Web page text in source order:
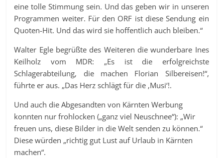
eine tolle Stimmung sein. Und das geben wir in unseren
Programmen weiter. Für den ORF ist diese Sendung ein
Quoten-Hit. Und das wird sie hoffentlich auch bleiben.“
Walter Egle begrüßte des Weiteren die wunderbare Ines
Keilholz vom MDR: „Es ist die erfolgreichste
Schlagerabteilung, die machen Florian Silbereisen!“,
führte er aus. „Das Herz schlägt für die ‚Musi‘!.
Und auch die Abgesandten von Kärnten Werbung
konnten nur frohlocken („ganz viel Neuschnee“): „Wir
freuen uns, diese Bilder in die Welt senden zu können.“
Diese würden „richtig gut Lust auf Urlaub in Kärnten
machen“.